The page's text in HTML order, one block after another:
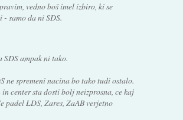
vedno boš imel izbiro, ki se
- samo da ni SDS.
SDS ampak ni tako.
ne spremeni nacina bo tako tudi ostalo.
in center sta dosti bolj neizprosna, ce kaj
padel LDS, Zares, ZaAB verjetno